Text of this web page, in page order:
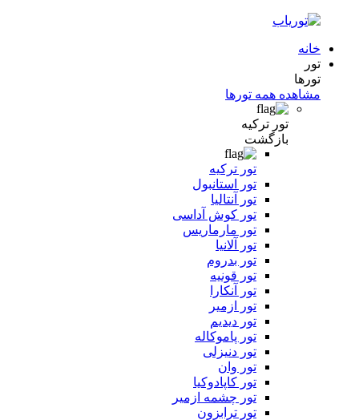
خانه
تور
تورها
مشاهده همه تورها
تور ترکیه
بازگشت
تور ترکیه
تور استانبول
تور آنتالیا
تور کوش آداسی
تور مارماریس
تور آلانیا
تور بدروم
تور قونیه
تور آنکارا
تور ازمیر
تور دیدیم
تور پاموکاله
تور دنیزلی
تور وان
تور کاپادوکیا
تور چشمه ازمیر
تور ترابزون